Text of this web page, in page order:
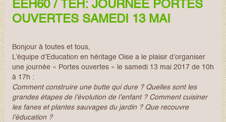
EEH60 / TEH: JOURNÉE PORTES
OUVERTES SAMEDI 13 MAI
Bonjour à toutes et tous,
L’équipe d’Education en héritage Oise a le plaisir d’organiser
une journée « Portes ouvertes » le samedi 13 mai 2017 de 10h
à 17h :
Comment construire une butte qui dure ? Quelles sont les
grandes étapes de l’évolution de l’enfant ? Comment cuisiner
les fanes et plantes sauvages du jardin ? Que recouvre
l’éducation ?